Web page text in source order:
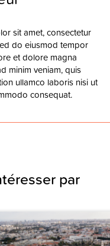
sit amet, consectetur
do eiusmod tempor
et dolore magna
minim veniam, quis
ullamco laboris nisi ut
consequat.
par